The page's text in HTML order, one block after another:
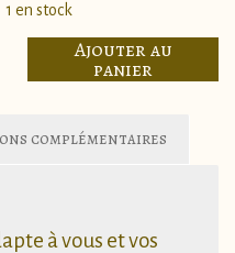
1 en stock
Jupe
Cosmos
Ajouter au
panier
complémentaires
à vous et vos